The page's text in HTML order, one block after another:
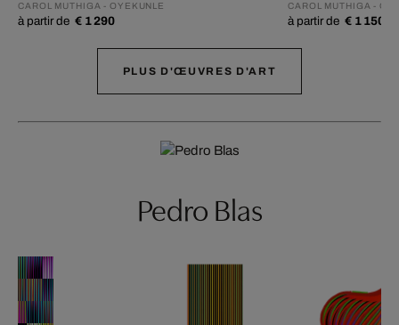
CAROL MUTHIGA - OYEKUNLE
à partir de € 1 290
CAROL MUTHIGA -
à partir de € 1 150
PLUS D'ŒUVRES D'ART
Pedro Blas